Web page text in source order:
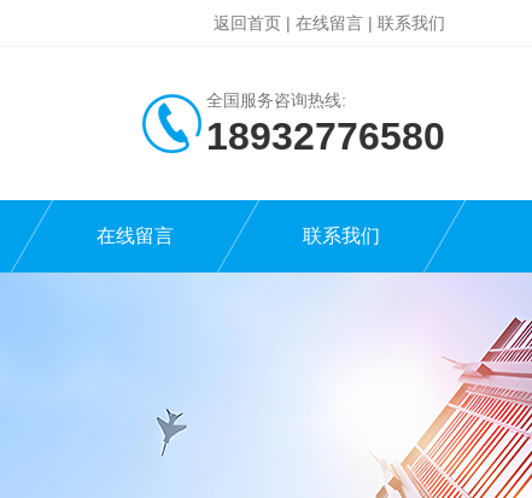
返回首页 | 在线留言 | 联系我们
全国服务咨询热线:
18932776580
在线留言 联系我们